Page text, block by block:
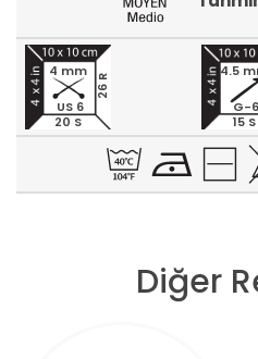
20 S
26 R
4 mm
US 6
15 S
4.5
G-6
Diğer